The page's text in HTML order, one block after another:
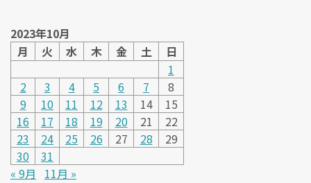
2023年10月
月
火 水 木 金 土
日
1
2
3 4 5 6 7
8
9
10 11 12 13 14
15
16
17 18 19 20 21
22
23
24 25 26 27 28
29
30
31
« 9月
11月 »